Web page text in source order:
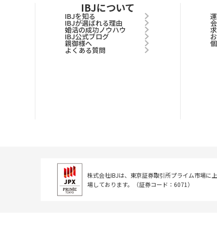
IBJについて
IBJを知る
IBJが選ばれる理由
婚活の成功ノウハウ
IBJ公式ブログ
親御様へ
よくある質問
株式会社IBJは、東京証券取引所プライム市場に上
場しております。
（証券コード：6071）